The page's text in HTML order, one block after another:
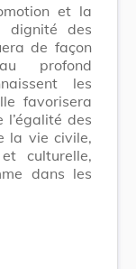
et la
dignité des
de façon
profond
les
favorisera
des
la vie civile,
culturelle,
dans les